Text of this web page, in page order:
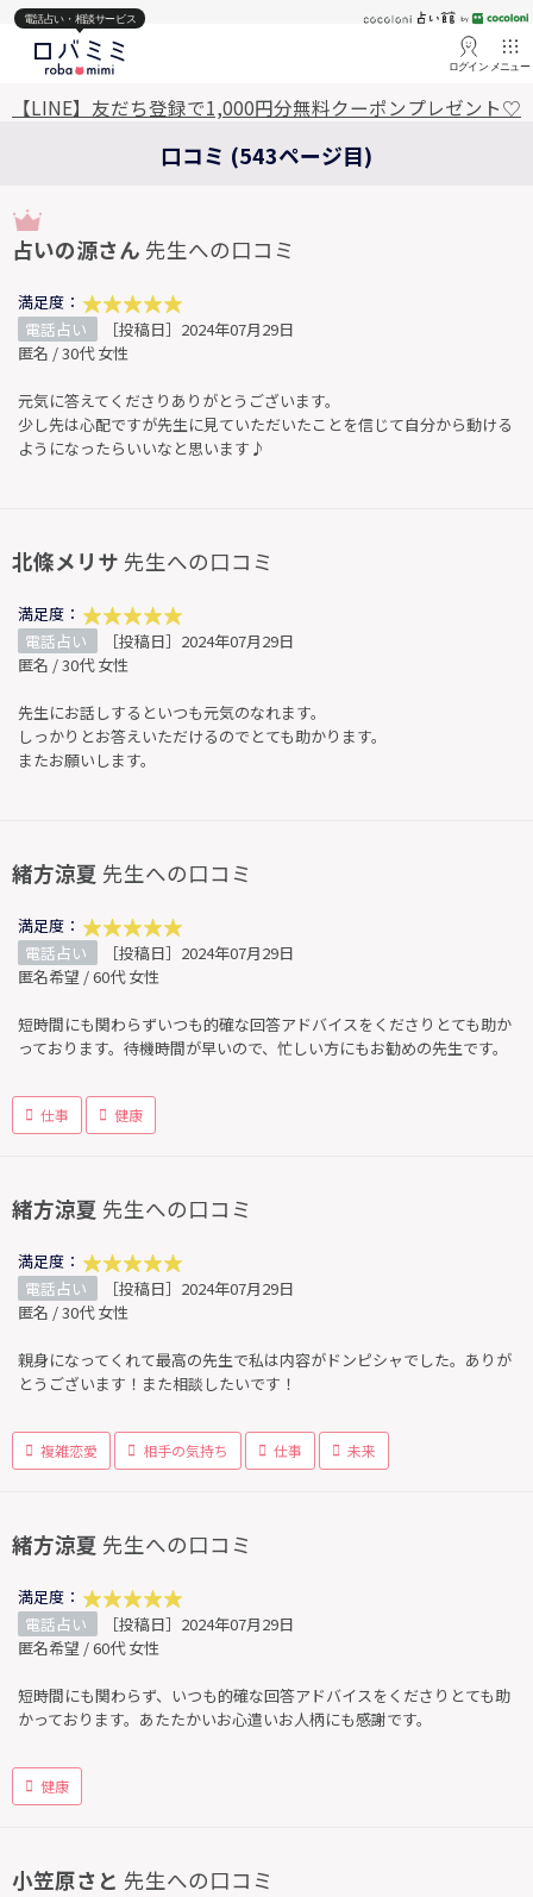
電話占い・相談サービス
ログイン メニュー
【LINE】友だち登録で1,000円分無料クーポンプレゼント♡
口コミ (543ページ目)
占いの源さん 先生への口コミ
満足度：
電話占い
［投稿日］2024年07月29日
匿名 / 30代 女性
元気に答えてくださりありがとうございます。
少し先は心配ですが先生に見ていただいたことを信じて自分から動ける
ようになったらいいなと思います♪
北條メリサ 先生への口コミ
満足度：
電話占い
［投稿日］2024年07月29日
匿名 / 30代 女性
先生にお話しするといつも元気のなれます。
しっかりとお答えいただけるのでとても助かります。
またお願いします。
緒方涼夏 先生への口コミ
満足度：
電話占い
［投稿日］2024年07月29日
匿名希望 / 60代 女性
短時間にも関わらずいつも的確な回答アドバイスをくださりとても助か
っております。待機時間が早いので、忙しい方にもお勧めの先生です。
仕事 健康
緒方涼夏 先生への口コミ
満足度：
電話占い
［投稿日］2024年07月29日
匿名 / 30代 女性
親身になってくれて最高の先生で私は内容がドンピシャでした。ありが
とうございます！また相談したいです！
複雑恋愛 相手の気持ち 仕事 未来
緒方涼夏 先生への口コミ
満足度：
電話占い
［投稿日］2024年07月29日
匿名希望 / 60代 女性
短時間にも関わらず、いつも的確な回答アドバイスをくださりとても助
かっております。あたたかいお心遣いお人柄にも感謝です。
健康
小笠原さと 先生への口コミ